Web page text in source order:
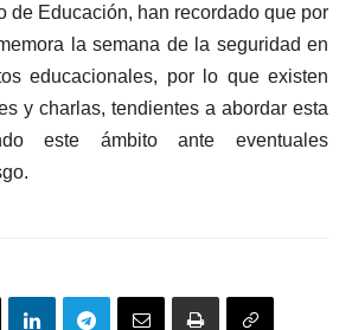
de Educación, han recordado que por
la semana de la seguridad en
educacionales, por lo que existen
y charlas, tendientes a abordar esta
este ámbito ante eventuales